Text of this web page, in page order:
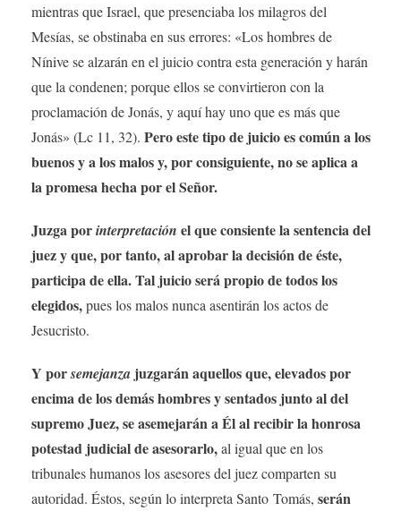
mientras que Israel, que presenciaba los milagros del
Mesías, se obstinaba en sus errores: «Los hombres de
Nínive se alzarán en el juicio contra esta generación y harán
que la condenen; porque ellos se convirtieron con la
proclamación de Jonás, y aquí hay uno que es más que
Jonás» (Lc 11, 32). Pero este tipo de juicio es común a los
buenos y a los malos y, por consiguiente, no se aplica a
la promesa hecha por el Señor.
Juzga porinterpretación el que consiente la sentencia del
juez y que, por tanto, al aprobar la decisión de éste,
participa de ella. Tal juicio será propio de todos los
elegidos,pues los malos nunca asentirán los actos de
Jesucristo.
Y porsemejanzajuzgarán aquellos que, elevados por
encima de los demás hombres y sentados junto al del
supremo Juez, se asemejarán a Él al recibir la honrosa
potestad judicial de asesorarlo,al igual que en los
tribunales humanos los asesores del juez comparten su
autoridad. Éstos, según lo interpreta Santo Tomás, serán